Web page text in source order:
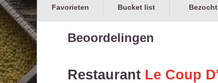
Favorieten Bucket list Bezocht
Beoordelingen
Restaurant Le Coup